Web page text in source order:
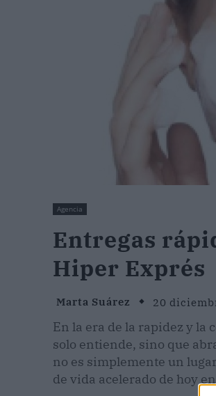
Agencia
Entregas
Hiper Exprés
Marta Suárez 20
En la era de la rapidez y la
solo entiende, sino que
no es simplemente un
de vida acelerado de hoy